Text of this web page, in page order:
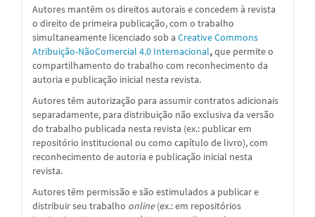
Autores mantêm os direitos autorais e concedem à revista
o direito de primeira publicação, com o trabalho
simultaneamente licenciado sob a Creative Commons
Atribuição-NãoComercial 4.0 Internacional,que permite o
compartilhamento do trabalho com reconhecimento da
autoria e publicação inicial nesta revista.
Autores têm autorização para assumir contratos adicionais
separadamente, para distribuição não exclusiva da versão
do trabalho publicada nesta revista (ex.: publicar em
repositório institucional ou como capítulo de livro), com
reconhecimento de autoria e publicação inicial nesta
revista.
Autores têm permissão e são estimulados a publicar e
distribuir seu trabalho online(ex.: em repositórios